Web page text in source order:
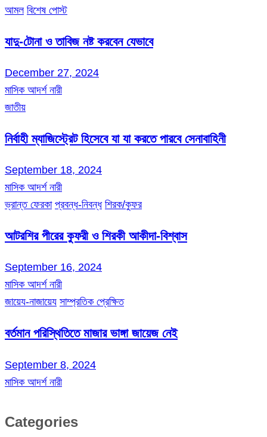
আমল বিশেষ পোস্ট
যাদু-টোনা ও তাবিজ নষ্ট করবেন যেভাবে
December 27, 2024
মাসিক আদর্শ নারী
জাতীয়
নির্বাহী ম্যাজিস্ট্রেট হিসেবে যা যা করতে পারবে সেনাবাহিনী
September 18, 2024
মাসিক আদর্শ নারী
ভ্রান্ত ফেরকা প্রবন্ধ-নিবন্ধ শিরক/কুফর
আটরশির পীরের কুফরী ও শিরকী আকীদা-বিশ্বাস
September 16, 2024
মাসিক আদর্শ নারী
জায়েয-নাজায়েয সাম্প্রতিক প্রেক্ষিত
বর্তমান পরিস্থিতিতে মাজার ভাঙ্গা জায়েজ নেই
September 8, 2024
মাসিক আদর্শ নারী
Categories